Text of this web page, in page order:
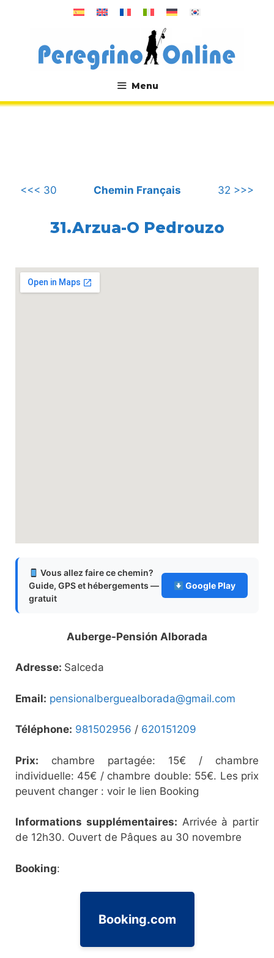
Menu
.
<<< 30 Chemin Français 32 >>>
31.Arzua-O Pedrouzo
Vous allez faire ce chemin?
Guide, GPS et hébergements —
gratuit
Google Play
Auberge-Pensión Alborada
Adresse: Salceda
Email: pensionalberguealborada@gmail.com
Téléphone: 981502956 / 620151209
Prix: chambre partagée: 15€ / chambre
individuelle: 45€ / chambre double: 55€. Les prix
peuvent changer : voir le lien Booking
Informations supplémentaires: Arrivée à partir
de 12h30. Ouvert de Pâques au 30 novembre
Booking:
Booking.com